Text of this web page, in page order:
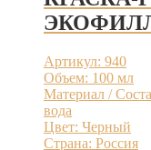
Артикул: 940
Объем: 100 мл
Материал /
вода
Цвет: Черный
Страна: Россия